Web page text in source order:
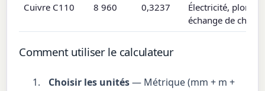
Cuivre C110
8 960 0,3237
Électricité,
échange de
Comment utiliser le calculateur
Choisir les unités— Métrique (mm + m +